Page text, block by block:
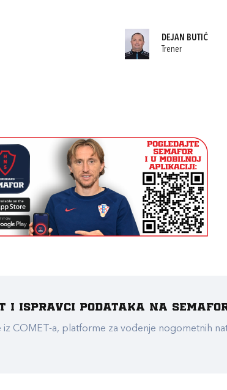
DEJAN BUTIĆ
Trener
ispravci podataka na
COMET-a, platforme za vođenje nogometnih